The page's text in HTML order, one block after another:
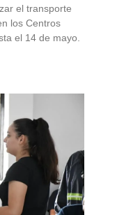
el transporte
los Centros
el 14 de mayo.